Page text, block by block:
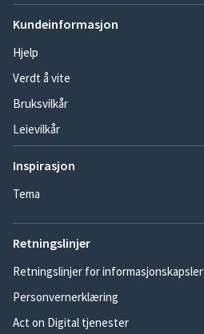
Kundeinformasjon
Hjelp
Verdt å vite
Bruksvilkår
Leievilkår
Inspirasjon
Tema
Retningslinjer
Retningslinjer for informasjonskapsler
Personvernerklæring
Act on Digital tjenester